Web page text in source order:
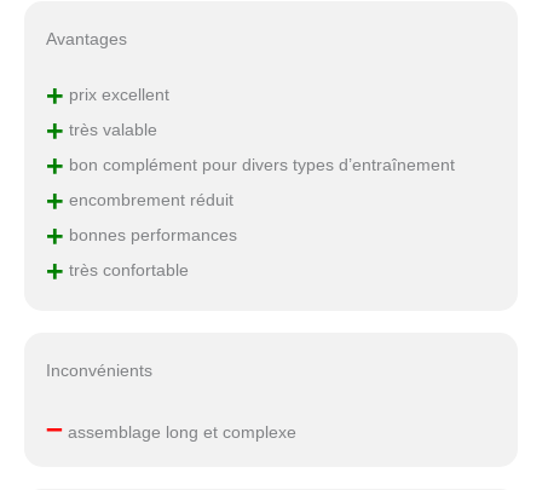
Avantages
+ prix excellent
+ très valable
+ bon complément pour divers types d’entraînement
+ encombrement réduit
+ bonnes performances
+ très confortable
Inconvénients
–assemblage long et complexe